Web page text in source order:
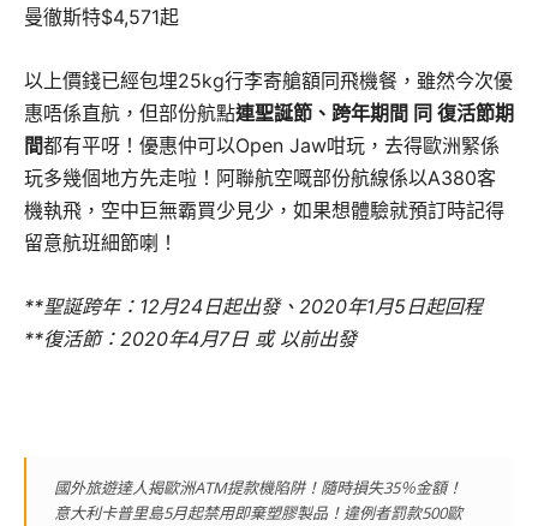
曼徹斯特$4,571起
以上價錢已經包埋25kg行李寄艙額同飛機餐，雖然今次優
惠唔係直航，但部份航點連聖誕節、跨年期間 同 復活節期
間都有平呀！優惠仲可以Open Jaw咁玩，去得歐洲緊係
玩多幾個地方先走啦！阿聯航空嘅部份航線係以A380客
機執飛，空中巨無霸買少見少，如果想體驗就預訂時記得
留意航班細節喇！
**聖誕跨年：12月24日起出發、2020年1月5日起回程
**復活節：2020年4月7日 或 以前出發
國外旅遊達人揭歐洲ATM提款機陷阱！隨時損失35％金額！
意大利卡普里島5月起禁用即棄塑膠製品！違例者罰款500歐